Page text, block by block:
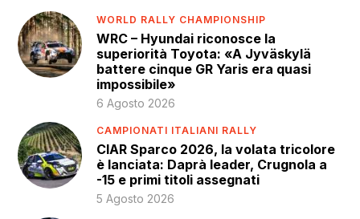
WORLD RALLY CHAMPIONSHIP
WRC – Hyundai riconosce la
superiorità Toyota: «A Jyväskylä
battere cinque GR Yaris era quasi
impossibile»
6 Agosto 2026
CAMPIONATI ITALIANI RALLY
CIAR Sparco 2026, la volata tricolore
è lanciata: Daprà leader, Crugnola a
-15 e primi titoli assegnati
5 Agosto 2026